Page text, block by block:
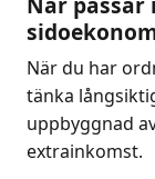
När du har
tänka
uppbyggnad
extrainkomst.